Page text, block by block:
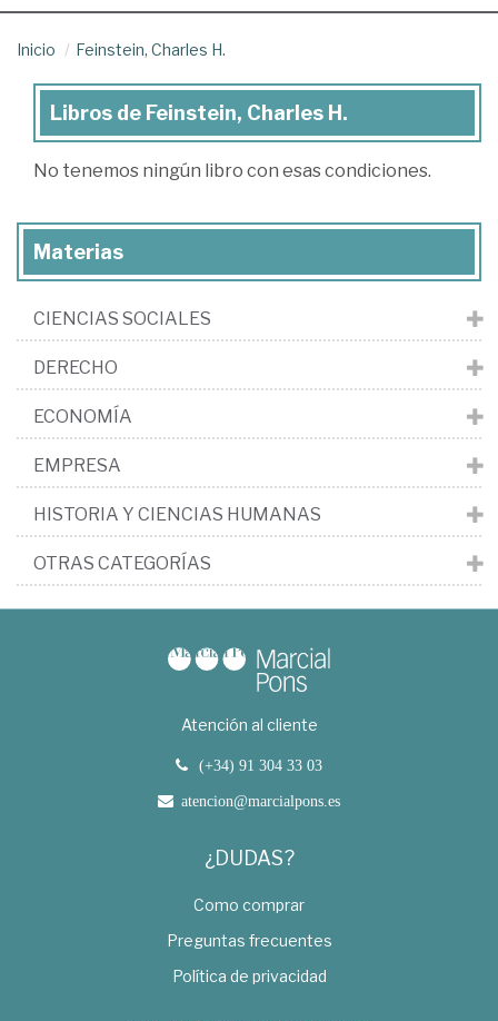
Inicio Feinstein, Charles H.
Libros
de
Charles
H.
Libros de Feinstein, Charles H.
No tenemos ningún libro con esas condiciones.
Materias
CIENCIAS SOCIALES
DERECHO
ECONOMÍA
EMPRESA
HISTORIA Y CIENCIAS HUMANAS
OTRAS CATEGORÍAS
Atención al cliente
(+34) 91 304 33 03
atencion@marcialpons.es
¿DUDAS?
Como comprar
Preguntas frecuentes
Política de privacidad